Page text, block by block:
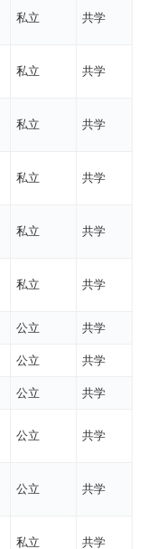
私立 共学
私立 共学
私立 共学
私立 共学
私立 共学
私立 共学
公立 共学
公立 共学
公立 共学
公立 共学
公立 共学
私立 共学